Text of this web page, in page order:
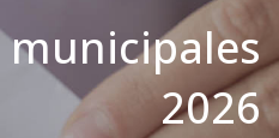
municipales
2026